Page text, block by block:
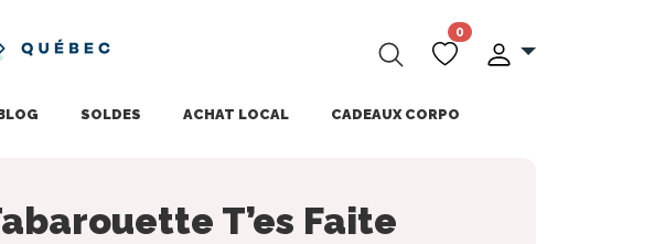
0
SOLDES ACHAT LOCAL CADEAUX CORPO
T’es Faite